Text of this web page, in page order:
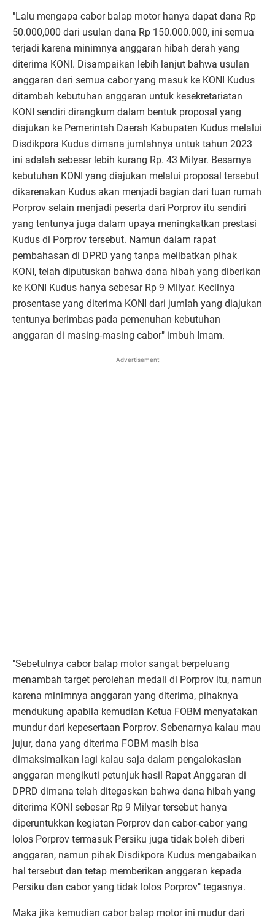
"Lalu mengapa cabor balap motor hanya dapat dana Rp
50.000,000 dari usulan dana Rp 150.000.000, ini semua
terjadi karena minimnya anggaran hibah derah yang
diterima KONI. Disampaikan lebih lanjut bahwa usulan
anggaran dari semua cabor yang masuk ke KONI Kudus
ditambah kebutuhan anggaran untuk kesekretariatan
KONI sendiri dirangkum dalam bentuk proposal yang
diajukan ke Pemerintah Daerah Kabupaten Kudus melalui
Disdikpora Kudus dimana jumlahnya untuk tahun 2023
ini adalah sebesar lebih kurang Rp. 43 Milyar. Besarnya
kebutuhan KONI yang diajukan melalui proposal tersebut
dikarenakan Kudus akan menjadi bagian dari tuan rumah
Porprov selain menjadi peserta dari Porprov itu sendiri
yang tentunya juga dalam upaya meningkatkan prestasi
Kudus di Porprov tersebut. Namun dalam rapat
pembahasan di DPRD yang tanpa melibatkan pihak
KONI, telah diputuskan bahwa dana hibah yang diberikan
ke KONI Kudus hanya sebesar Rp 9 Milyar. Kecilnya
prosentase yang diterima KONI dari jumlah yang diajukan
tentunya berimbas pada pemenuhan kebutuhan
anggaran di masing-masing cabor" imbuh Imam.
Advertisement
"Sebetulnya cabor balap motor sangat berpeluang
menambah target perolehan medali di Porprov itu, namun
karena minimnya anggaran yang diterima, pihaknya
mendukung apabila kemudian Ketua FOBM menyatakan
mundur dari kepesertaan Porprov. Sebenarnya kalau mau
jujur, dana yang diterima FOBM masih bisa
dimaksimalkan lagi kalau saja dalam pengalokasian
anggaran mengikuti petunjuk hasil Rapat Anggaran di
DPRD dimana telah ditegaskan bahwa dana hibah yang
diterima KONI sebesar Rp 9 Milyar tersebut hanya
diperuntukkan kegiatan Porprov dan cabor-cabor yang
lolos Porprov termasuk Persiku juga tidak boleh diberi
anggaran, namun pihak Disdikpora Kudus mengabaikan
hal tersebut dan tetap memberikan anggaran kepada
Persiku dan cabor yang tidak lolos Porprov" tegasnya.
Maka jika kemudian cabor balap motor ini mudur dari